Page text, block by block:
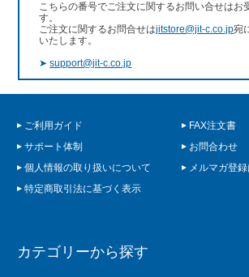
こちらの番号でご注文に関するお問い合せはお
す。
ご注文に関するお問合せはjitstore@jit-c.co.jp宛
いたします。
➤support@jit-c.co.jp
ご利用ガイド
FAX注文書
サポート体制
お問合わせ
個人情報の取り扱いについて
メルマガ登
特定商取引法に基づく表示
カテゴリーから探す